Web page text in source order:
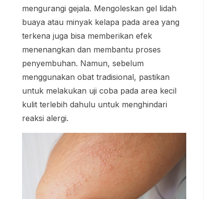
mengurangi gejala. Mengoleskan gel lidah
buaya atau minyak kelapa pada area yang
terkena juga bisa memberikan efek
menenangkan dan membantu proses
penyembuhan. Namun, sebelum
menggunakan obat tradisional, pastikan
untuk melakukan uji coba pada area kecil
kulit terlebih dahulu untuk menghindari
reaksi alergi.